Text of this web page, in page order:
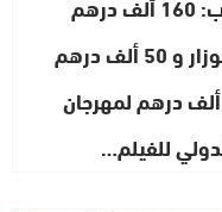
لمهرجان فاس و80 ألف درهم لإيموزار و 50 ألف درهم
لمهرجان سينما المقهى بتازة و30 ألف درهم لمهرجان